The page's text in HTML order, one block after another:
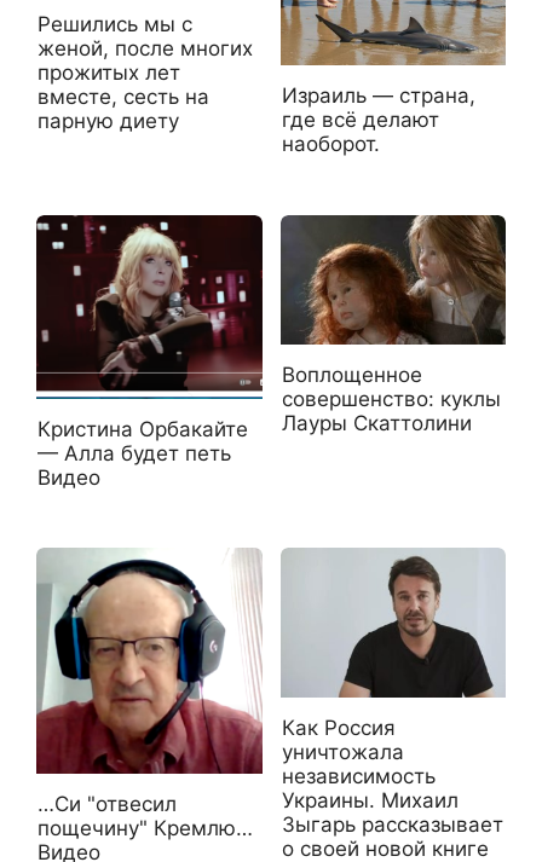
Решились мы с
женой, после многих
прожитых лет
вместе, сесть на
парную диету
Израиль — страна,
где всё делают
наоборот.
Кристина Орбакайте
— Алла будет петь
Видео
Воплощенное
совершенство: куклы
Лауры Скаттолини
…Си "отвесил
пощечину" Кремлю…
Видео
Как Россия
уничтожала
независимость
Украины. Михаил
Зыгарь рассказывает
о своей новой книге